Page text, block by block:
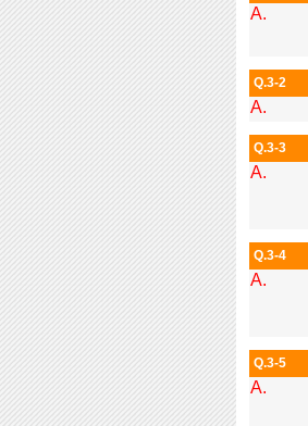
A.
Q.3-2
A.
Q.3-3
A.
Q.3-4
A.
Q.3-5
A.